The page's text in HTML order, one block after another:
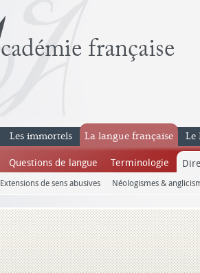
Les immortels La langue française
Questions de langue Terminologie
Extensions de sens abusives Néologismes &
Le